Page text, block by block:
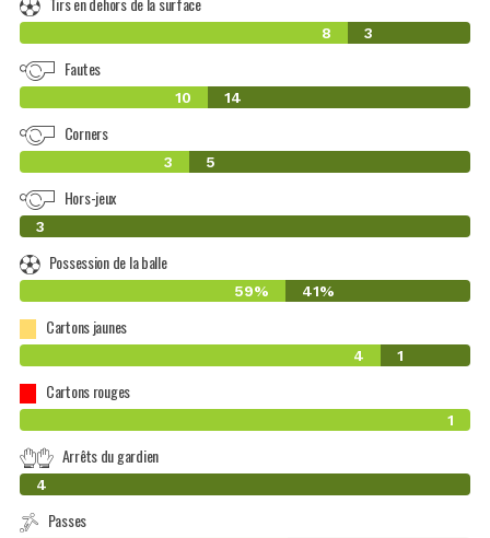
8 3
Fautes
10 14
Corners
3 5
Hors-jeux
0
3
Possession de la balle
59% 41%
Cartons jaunes
4 1
Cartons rouges
1
Arrêts du gardien
0
4
Passes